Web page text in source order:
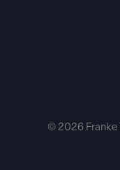
© 2026 Franke